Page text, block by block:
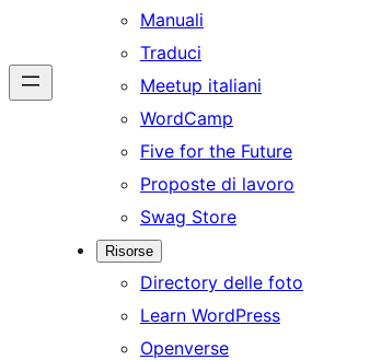
Manuali
Traduci
Meetup italiani
WordCamp
Five for the Future
Proposte di lavoro
Swag Store
Risorse
Directory delle foto
Learn WordPress
Openverse